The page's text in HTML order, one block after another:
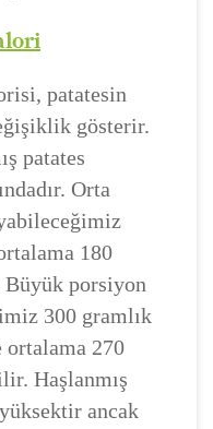
patatesin
gösterir.
patates
Orta
180
porsiyon
300 gramlık
ortalama 270
Haşlanmış
ancak